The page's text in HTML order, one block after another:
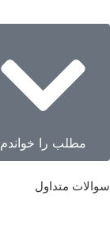
مطلب را خواندم
سوالات متداول